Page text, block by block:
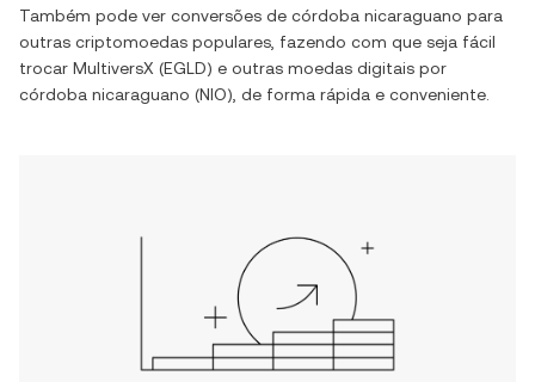
Também pode ver conversões de córdoba nicaraguano para
outras criptomoedas populares, fazendo com que seja fácil
trocar MultiversX (EGLD) e outras moedas digitais por
córdoba nicaraguano (NIO), de forma rápida e conveniente.